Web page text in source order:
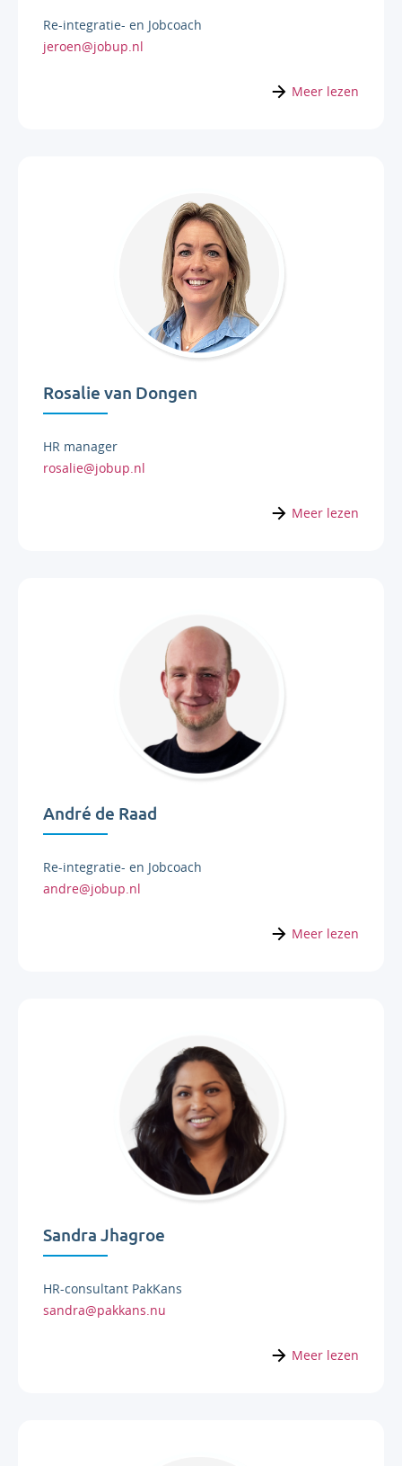
Re-integratie- en Jobcoach
jeroen@jobup.nl
Meer lezen
Rosalie van Dongen
HR manager
rosalie@jobup.nl
Meer lezen
André de Raad
Re-integratie- en Jobcoach
andre@jobup.nl
Meer lezen
Sandra Jhagroe
HR-consultant PakKans
sandra@pakkans.nu
Meer lezen